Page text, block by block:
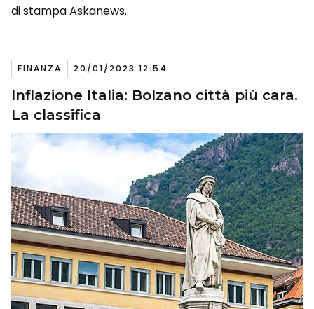
di stampa Askanews.
FINANZA 20/01/2023 12:54
Inflazione Italia: Bolzano città più cara.
La classifica